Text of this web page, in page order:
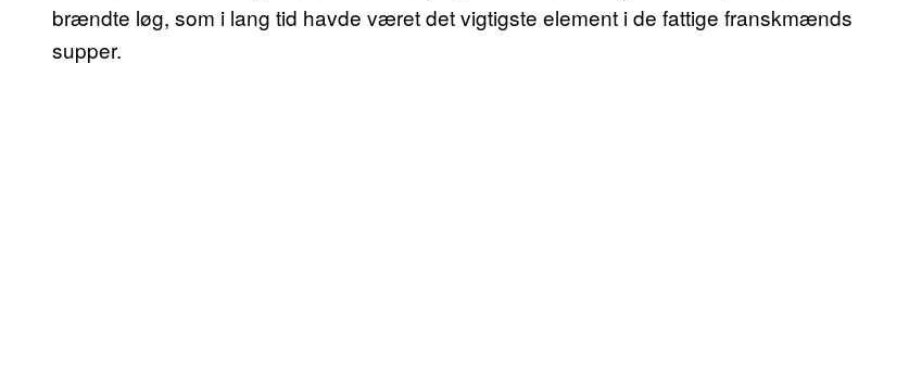
brændte løg, som i lang tid havde været det vigtigste element i de fattige franskmænds
supper.